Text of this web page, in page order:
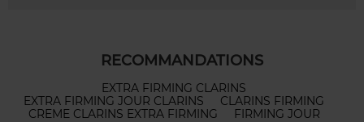
RECOMMANDATIONS
EXTRA FIRMING CLARINS
EXTRA FIRMING JOUR CLARINS
CLARINS FIRMING
CREME CLARINS EXTRA FIRMING
FIRMING JOUR